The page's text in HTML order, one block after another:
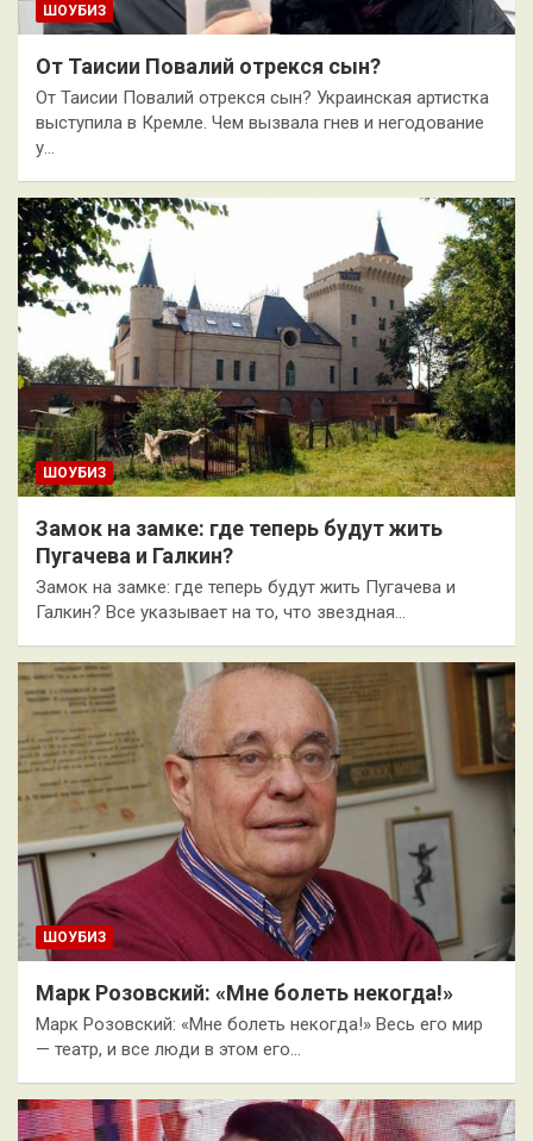
ШОУБИЗ
От Таисии Повалий отрекся сын?
От Таисии Повалий отрекся сын? Украинская артистка
выступила в Кремле. Чем вызвала гнев и негодование
у…
ШОУБИЗ
Замок на замке: где теперь будут жить
Пугачева и Галкин?
Замок на замке: где теперь будут жить Пугачева и
Галкин? Все указывает на то, что звездная…
ШОУБИЗ
Марк Розовский: «Мне болеть некогда!»
Марк Розовский: «Мне болеть некогда!» Весь его мир
— театр, и все люди в этом его…